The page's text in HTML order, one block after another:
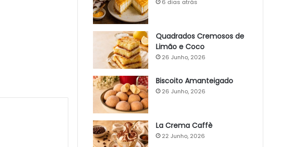
6 dias atrás
Quadrados Cremosos de
Limão e Coco
26 Junho, 2026
Biscoito Amanteigado
26 Junho, 2026
La Crema Caffè
22 Junho, 2026